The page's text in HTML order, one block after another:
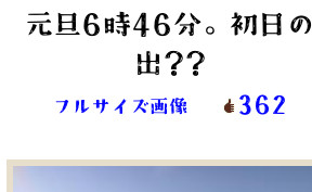
元旦6時46分。初日の
出??
フルサイズ画像 362